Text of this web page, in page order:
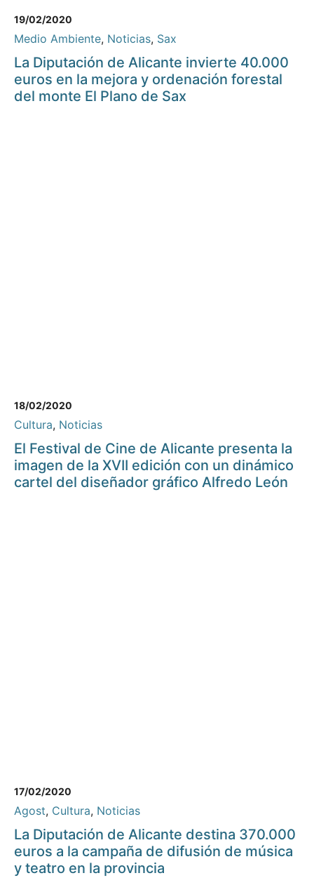
19/02/2020
Medio Ambiente, Noticias, Sax
La Diputación de Alicante invierte 40.000
euros en la mejora y ordenación forestal
del monte El Plano de Sax
18/02/2020
Cultura, Noticias
El Festival de Cine de Alicante presenta la
imagen de la XVII edición con un dinámico
cartel del diseñador gráfico Alfredo León
17/02/2020
Agost, Cultura, Noticias
La Diputación de Alicante destina 370.000
euros a la campaña de difusión de música
y teatro en la provincia